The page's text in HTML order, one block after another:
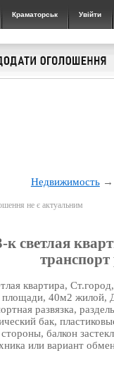
Краматорськ Увійти
Недвижимость
не є актуальним
к светлая
квартира,
40м2 жилой,
развязка,
бак,
балкон
или вариант